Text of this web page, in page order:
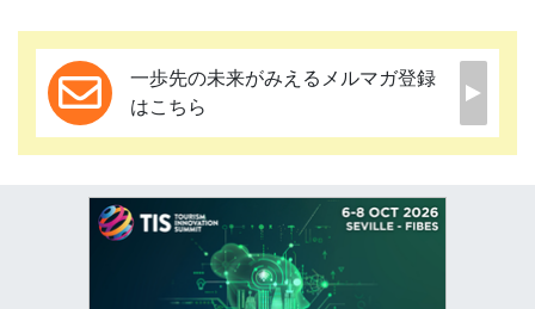
一歩先の未来がみえるメルマガ登録
はこちら